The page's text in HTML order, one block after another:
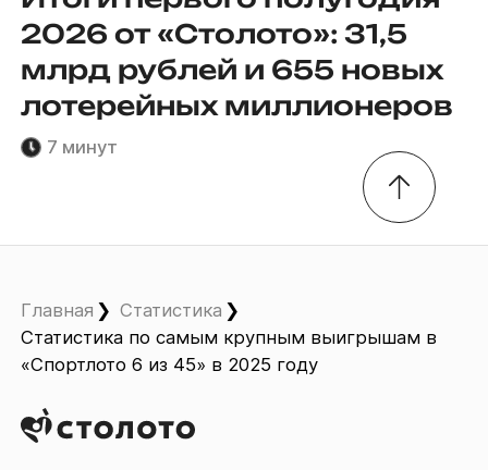
2026 от «Столото»: 31,5
млрд рублей и 655 новых
лотерейных миллионеров
7 минут
Главная
Статистика
Статистика по самым крупным выигрышам в
«Спортлото 6 из 45» в 2025 году